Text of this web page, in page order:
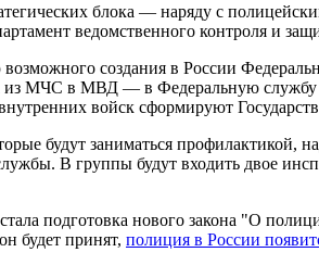
блока — наряду с
ведомственного контроля и
создания в России
из МЧС в МВД — в Федеральную
войск сформируют
будут заниматься профилактикой,
В группы будут входить двое
подготовка нового закона "О
будет принят, полиция в России